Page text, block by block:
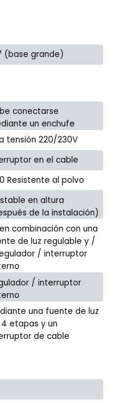
(base grande)
conectarse
un enchufe
tensión 220/230V
en el cable
Resistente al polvo
en altura
de la instalación)
combinación con una
de luz regulable y /
/ interruptor
/ interruptor
una fuente de luz
etapas y un
de cable